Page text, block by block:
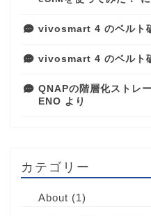
vivosmart 4 のベルト
vivosmart 4 のベルト
QNAPの階層化ストレ
ENO より
カテゴリー
About (1)